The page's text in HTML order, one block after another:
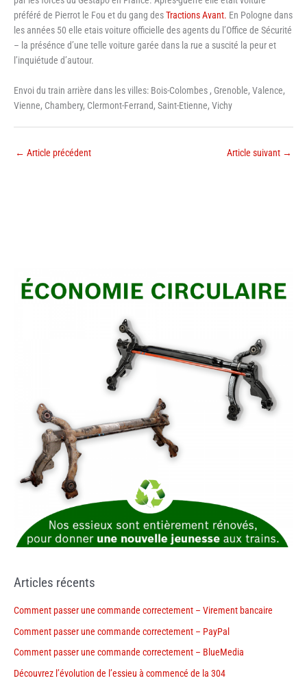
préféré de Pierrot le Fou et du gang desTractions Avant. En Pologne dans
les années 50 elle etais voiture officielle des agents du l’Office de Sécurité
– la présénce d’une telle voiture garée dans la rue a suscité la peur et
l’inquiétude d’autour.
Envoi du train arrière dans les villes: Bois-Colombes , Grenoble, Valence,
Vienne, Chambery, Clermont-Ferrand, Saint-Etienne, Vichy
← Article précédent Article suivant →
Articles récents
Comment passer une commande correctement – Virement bancaire
Comment passer une commande correctement – PayPal
Comment passer une commande correctement – BlueMedia
Découvrez l’évolution de l’essieu à commencé de la 304